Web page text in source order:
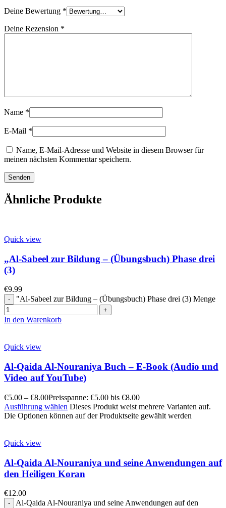
Deine Bewertung *
Deine Rezension *
Name *
E-Mail *
Name, E-Mail-Adresse und Website in diesem Browser für
meinen nächsten Kommentar speichern.
Ähnliche Produkte
Quick view
„Al-Sabeel zur Bildung – (Übungsbuch) Phase drei
(3)
€9.99
"Al-Sabeel zur Bildung – (Übungsbuch) Phase drei (3) Menge
In den Warenkorb
Quick view
Al-Qaida Al-Nouraniya Buch – E-Book (Audio und
Video auf YouTube)
€5.00 – €8.00Preisspanne: €5.00 bis €8.00
Ausführung wählen Dieses Produkt weist mehrere Varianten auf.
Die Optionen können auf der Produktseite gewählt werden
Quick view
Al-Qaida Al-Nouraniya und seine Anwendungen auf
den Heiligen Koran
€12.00
Al-Qaida Al-Nouraniya und seine Anwendungen auf den